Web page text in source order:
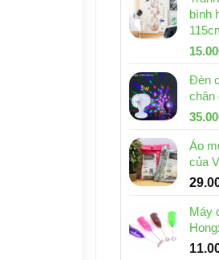
bình
Giá
là:
Đèn
chân
Giá
là:
Áo
của
Máy